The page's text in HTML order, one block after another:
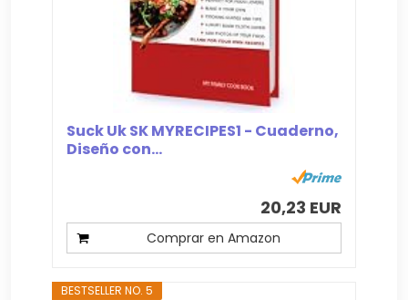
Suck Uk SK MYRECIPES1 - Cuaderno,
Diseño con...
20,23 EUR
Comprar en Amazon
BESTSELLER NO. 5